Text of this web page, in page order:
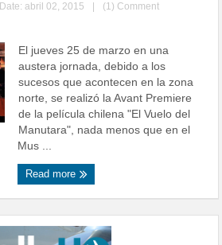
Date: abril 02, 2015
(1) Comment
El jueves 25 de marzo en una
austera jornada, debido a los
sucesos que acontecen en la zona
norte, se realizó la Avant Premiere
de la película chilena "El Vuelo del
Manutara", nada menos que en el
Mus ...
Read more